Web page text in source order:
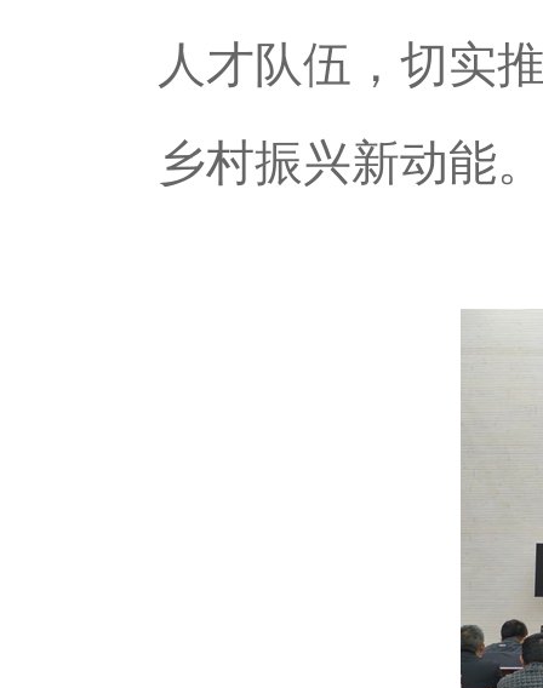
人才队伍，切实
乡村振兴新动能